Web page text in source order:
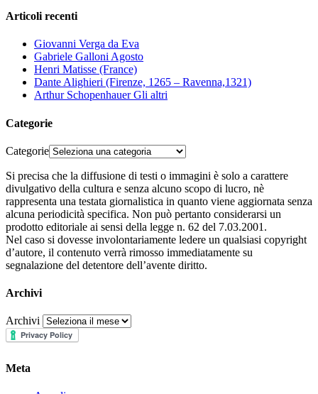
Articoli recenti
Giovanni Verga da Eva
Gabriele Galloni Agosto
Henri Matisse (France)
Dante Alighieri (Firenze, 1265 – Ravenna,1321)
Arthur Schopenhauer Gli altri
Categorie
Categorie
Si precisa che la diffusione di testi o immagini è solo a carattere
divulgativo della cultura e senza alcuno scopo di lucro, nè
rappresenta una testata giornalistica in quanto viene aggiornata senza
alcuna periodicità specifica. Non può pertanto considerarsi un
prodotto editoriale ai sensi della legge n. 62 del 7.03.2001.
Nel caso si dovesse involontariamente ledere un qualsiasi copyright
d’autore, il contenuto verrà rimosso immediatamente su
segnalazione del detentore dell’avente diritto.
Archivi
Archivi
Meta